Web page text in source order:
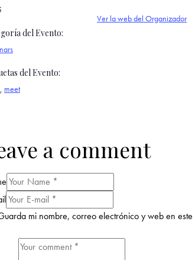
del Evento:
del Evento:
, meet
Ver la web del Organizador
a comment
mi nombre, correo electrónico y web en